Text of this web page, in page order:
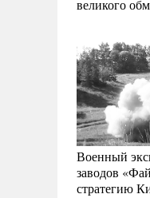
великого
Военный
заводов
стратегию